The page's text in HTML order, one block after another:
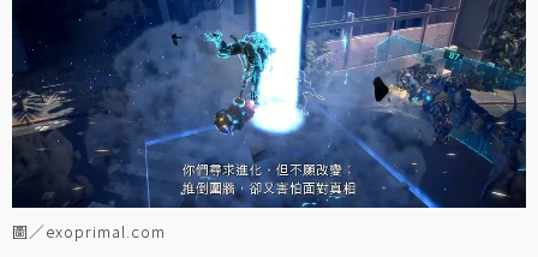
圖／exoprimal.com